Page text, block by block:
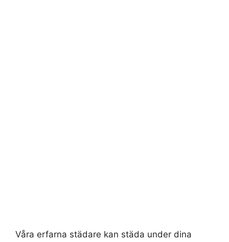
Våra erfarna städare kan städa under dina